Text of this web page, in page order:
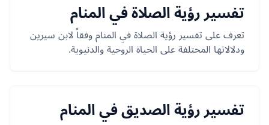
تفسير رؤية الصلاة في المنام
تعرف على تفسير رؤية الصلاة في المنام وفقاً لابن سيرين
ودلالاتها المختلفة على الحياة الروحية والدنيوية.
تفسير رؤية الصديق في المنام